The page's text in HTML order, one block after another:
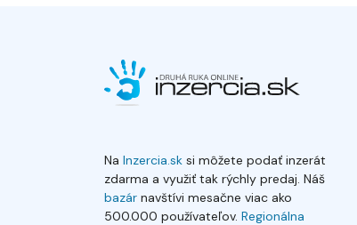
Na Inzercia.sk si môžete podať inzerát
zdarma a využiť tak rýchly predaj. Náš
bazár navštívi mesačne viac ako
500.000 používateľov. Regionálna